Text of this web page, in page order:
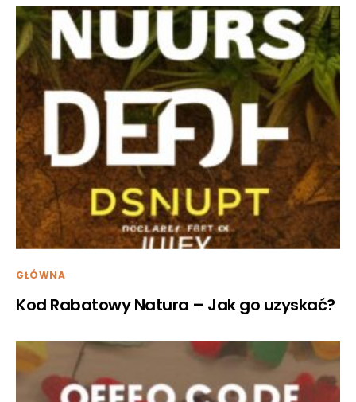
GŁÓWNA
Kod Rabatowy Natura – Jak go uzyskać?